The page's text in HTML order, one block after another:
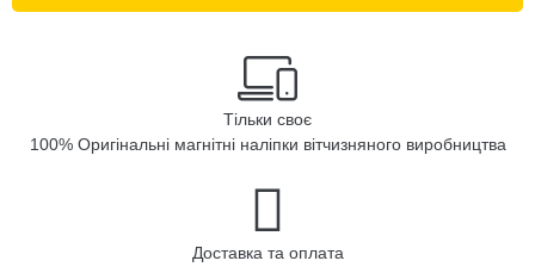
Тільки своє
100% Оригінальні магнітні наліпки вітчизняного виробництва
Доставка та оплата